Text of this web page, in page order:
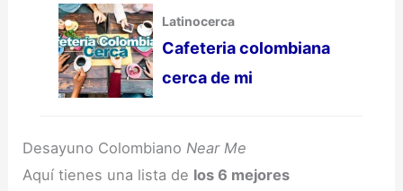
Latinocerca
Cafeteria colombiana
cerca de mi
Desayuno Colombiano Near Me
Aquí tienes una lista de los 6 mejores